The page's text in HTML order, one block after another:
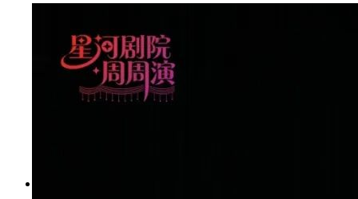
档案服务
博物馆服务
信息化服务
办事流程
电话查询